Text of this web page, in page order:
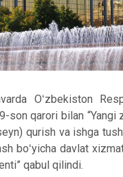
Oʻzbekiston
son qarori bilan “Yangi
qurish va ishga
boʻyicha davlat
qabul qilindi.